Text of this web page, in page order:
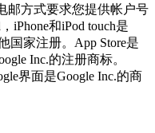
邮方式要求您提供帐户号
iPhone和iPod touch是
国家注册。App Store是
Inc.的注册商标。
界面是Google Inc.的商